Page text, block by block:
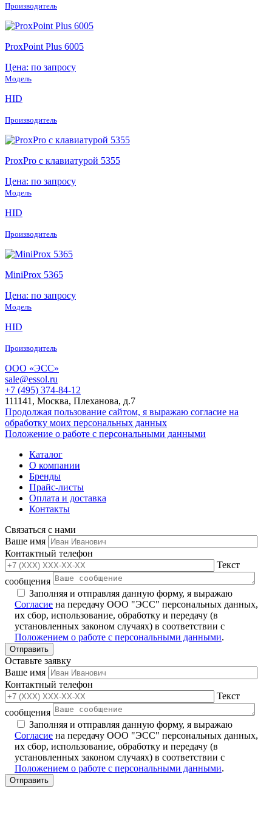
Производитель
ProxPoint Plus 6005
Цена: по запросу
Модель
HID
Производитель
ProxPro с клавиатурой 5355
Цена: по запросу
Модель
HID
Производитель
MiniProx 5365
Цена: по запросу
Модель
HID
Производитель
ООО «ЭСС»
sale@essol.ru
+7 (495) 374-84-12
111141, Москва, Плеханова, д.7
Продолжая пользование сайтом, я выражаю согласие на
обработку моих персональных данных
Положение о работе с персональными данными
Каталог
О компании
Бренды
Прайс-листы
Оплата и доставка
Контакты
Связаться с нами
Ваше имя
Контактный телефон
Текст
сообщения
Заполняя и отправляя данную форму, я выражаю
Согласие на передачу ООО "ЭСС" персональных данных,
их сбор, использование, обработку и передачу (в
установленных законом случаях) в соответствии с
Положением о работе с персональными данными.
Оставьте заявку
Ваше имя
Контактный телефон
Текст
сообщения
Заполняя и отправляя данную форму, я выражаю
Согласие на передачу ООО "ЭСС" персональных данных,
их сбор, использование, обработку и передачу (в
установленных законом случаях) в соответствии с
Положением о работе с персональными данными.